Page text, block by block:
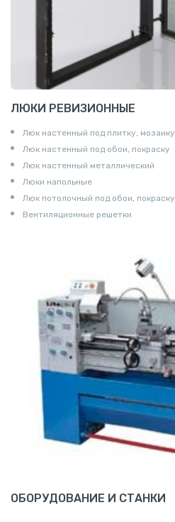
ЛЮКИ РЕВИЗИОННЫЕ
Люк настенный под плитку, мозаику
Люк настенный под обои, покраску
Люк настенный металлический
Люки напольные
Люк потолочный под обои, покраску
Вентиляционные решетки
ОБОРУДОВАНИЕ И СТАНКИ